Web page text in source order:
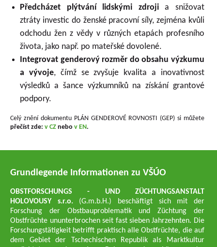
Předcházet plýtvání lidskými zdrojia snižovat
ztráty investic do ženské pracovní síly, zejména kvůli
odchodu žen z vědy v různých etapách profesního
života, jako např. po mateřské dovolené.
Integrovat genderový rozměr do obsahu výzkumu
a vývoje, čímž se zvyšuje kvalita a inovativnost
výsledků a šance výzkumníků na získání grantové
podpory.
Celý znění dokumentu PLÁN GENDEROVÉ ROVNOSTI (GEP) si můžete
přečíst zde:v CZ nebo v EN.
Grundlegende Informationen zu VŠÚO
OBSTFORSCHUNGS - UND ZÜCHTUNGSANSTALT
HOLOVOUSY s.r.o. (G.m.b.H.) beschäftigt sich mit der
Forschung der Obstbauproblematik und Züchtung der
Obstfrüchte ununterbrochen seit fast sieben Jahrzehnten. Die
Forschungstätigkeit betrifft praktisch alle Obstfrüchte, die auf
dem Gebiet der Tschechischen Republik als Marktkultur